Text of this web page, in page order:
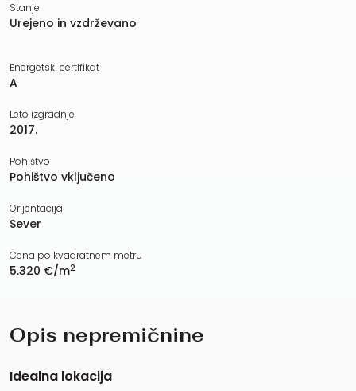
Stanje
Urejeno in vzdrževano
Energetski certifikat
A
Leto izgradnje
2017.
Pohištvo
Pohištvo vključeno
Orijentacija
Sever
Cena po kvadratnem metru
5.320 €/m2
Opis nepremičnine
Idealna lokacija